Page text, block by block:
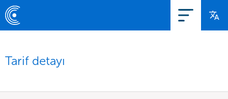
Tarif detayı